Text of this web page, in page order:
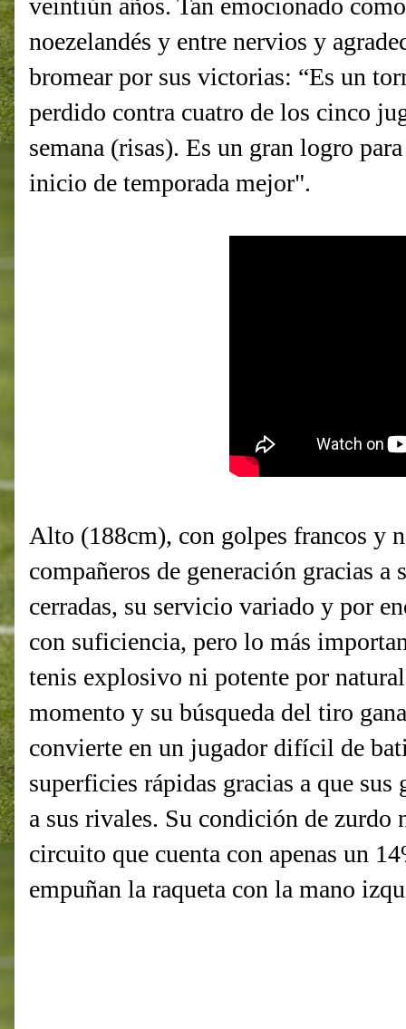
veintiún años. Tan emocionado
noezelandés y entre nervios y
bromear por sus victorias: “Es un
perdido contra cuatro de los cinco
semana (risas). Es un gran logro
inicio de temporada mejor".
Alto (188cm), con golpes francos y
compañeros de generación gracias a
cerradas, su servicio variado y por
con suficiencia, pero lo más
tenis explosivo ni potente por
momento y su búsqueda del tiro
convierte en un jugador difícil de
superficies rápidas gracias a que
a sus rivales. Su condición de zurdo
circuito que cuenta con apenas un
empuñan la raqueta con la mano